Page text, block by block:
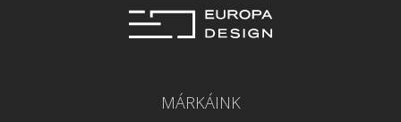
MÁRKÁINK